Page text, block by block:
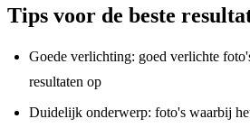
Tips voor de beste
Goede verlichting: goed verlichte
resultaten op
Duidelijk onderwerp: foto's waarbij